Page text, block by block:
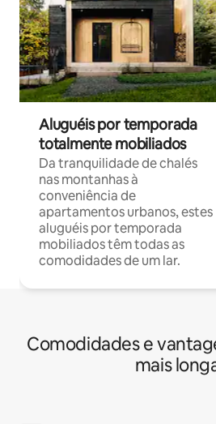
Aluguéis por temporada
totalmente mobiliados
Da tranquilidade de chalés
nas montanhas à
conveniência de
apartamentos urbanos, estes
aluguéis por temporada
mobiliados têm todas as
comodidades de um lar.
Comodidades e
mais